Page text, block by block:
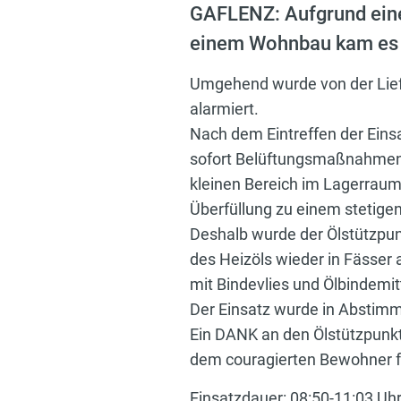
GAFLENZ: Aufgrund
einem Wohnbau kam
Umgehend wurde von der
alarmiert.
Nach dem Eintreffen der
sofort
kleinen Bereich im
Überfüllung zu einem
Deshalb wurde der
des Heizöls wieder in
mit Bindevlies und
Der Einsatz wurde in
Ein DANK an den
dem couragierten